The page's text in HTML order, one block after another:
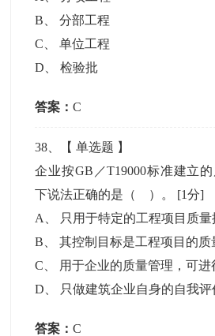
B 、分部工程
C 、单位工程
D 、检验批
答案：C
38 、【单选题 】
企业按GB／T19000标准建立
下说法正确的是（ ）。 [1分]
A
只用于特定的工程项目质量
B 、其控制目标是工程项目的质
C
用于企业的质量管理，可进
D
只做建筑企业自身的自我
答案：C